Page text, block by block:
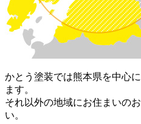
かとう塗装では熊本県を中心
ます。
それ以外の地域にお住まいの
い。